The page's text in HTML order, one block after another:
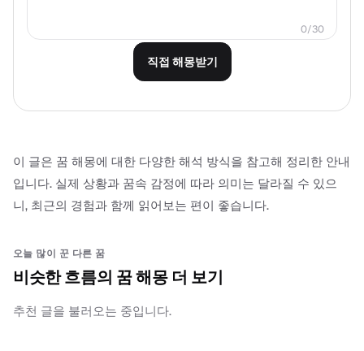
0/30
직접 해몽받기
이 글은 꿈 해몽에 대한 다양한 해석 방식을 참고해 정리한 안내
입니다. 실제 상황과 꿈속 감정에 따라 의미는 달라질 수 있으
니, 최근의 경험과 함께 읽어보는 편이 좋습니다.
오늘 많이 꾼 다른 꿈
비슷한 흐름의 꿈 해몽 더 보기
추천 글을 불러오는 중입니다.